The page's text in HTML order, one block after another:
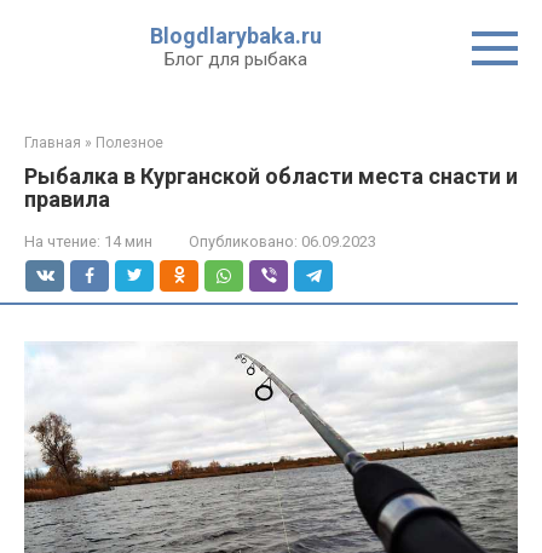
Blogdlarybaka.ru
Блог для рыбака
Главная » Полезное
Рыбалка в Курганской области места снасти и
правила
На чтение: 14 мин Опубликовано: 06.09.2023